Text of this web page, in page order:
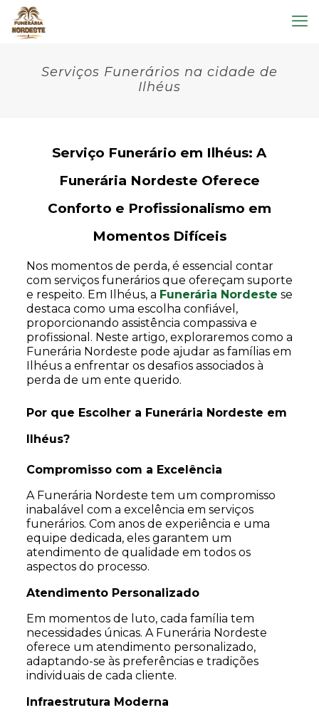
Serviços Funerários na cidade de
Ilhéus
Serviço Funerário em Ilhéus: A
Funerária Nordeste Oferece
Conforto e Profissionalismo em
Momentos Difíceis
Nos momentos de perda, é essencial contar
com serviços funerários que ofereçam suporte
e respeito. Em Ilhéus, a Funerária Nordeste se
destaca como uma escolha confiável,
proporcionando assistência compassiva e
profissional. Neste artigo, exploraremos como a
Funerária Nordeste pode ajudar as famílias em
Ilhéus a enfrentar os desafios associados à
perda de um ente querido.
Por que Escolher a Funerária Nordeste em
Ilhéus?
Compromisso com a Excelência
A Funerária Nordeste tem um compromisso
inabalável com a excelência em serviços
funerários. Com anos de experiência e uma
equipe dedicada, eles garantem um
atendimento de qualidade em todos os
aspectos do processo.
Atendimento Personalizado
Em momentos de luto, cada família tem
necessidades únicas. A Funerária Nordeste
oferece um atendimento personalizado,
adaptando-se às preferências e tradições
individuais de cada cliente.
Infraestrutura Moderna